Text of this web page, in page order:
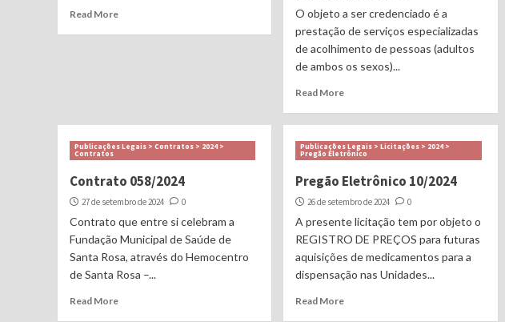
Read More
O objeto a ser credenciado é a
prestação de serviços especializadas
de acolhimento de pessoas (adultos
de ambos os sexos)...
Read More
Publicações Legais > Contratos > 2024 >
Contratos
Contrato 058/2024
27 de setembro de 2024 0
Contrato que entre si celebram a
Fundação Municipal de Saúde de
Santa Rosa, através do Hemocentro
de Santa Rosa –...
Read More
Publicações Legais > Licitações > 2024 >
Pregão Eletrônico
Pregão Eletrônico 10/2024
26 de setembro de 2024 0
A presente licitação tem por objeto o
REGISTRO DE PREÇOS para futuras
aquisições de medicamentos para a
dispensação nas Unidades...
Read More